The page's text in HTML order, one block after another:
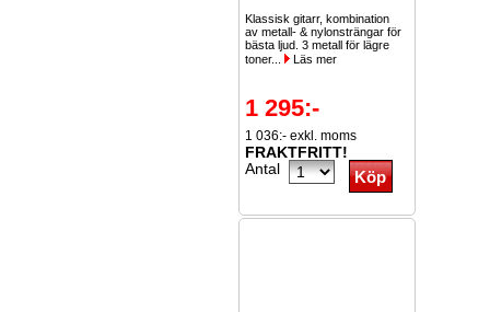
Klassisk gitarr, kombination
av metall- & nylonsträngar för
bästa ljud. 3 metall för lägre
toner...
Läs mer
1 295:-
1 036:- exkl. moms
FRAKTFRITT!
Antal